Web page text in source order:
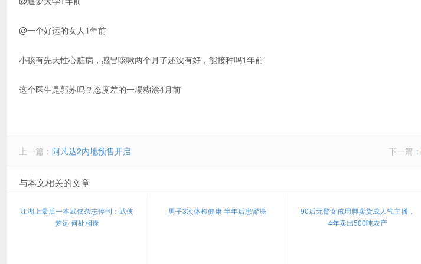
@一个好运的女人1年前
小孩有先天性心脏病，感冒咳嗽两个月了还没有好，能接种吗1年前
这个医生是郭苏吗？态度差的一塌糊涂4月前
上一篇： 阿凡达2内地预售开启 下一篇：
与本文相关的文章
江湖上最后一本武侠杂志停刊：武侠
梦远 何处相逢
男子3次体检健康 半年后患肾癌
90后无臂女孩用脚卖货成人气主播，
4年卖出500吨农产